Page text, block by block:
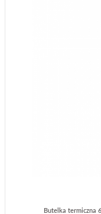
Butelka termiczna